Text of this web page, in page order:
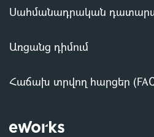
Սահմանադրական
Առցանց դիմում
Հաճախ տրվող հարցեր